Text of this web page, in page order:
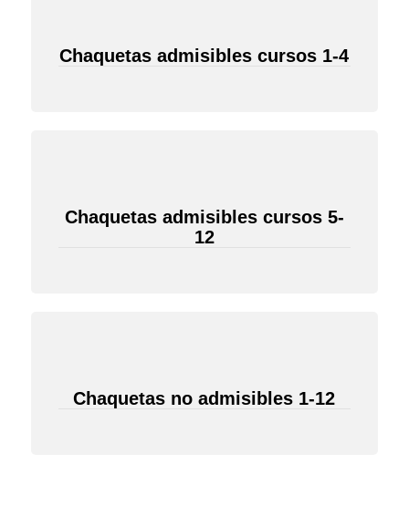
Chaquetas admisibles cursos 1-4
Chaquetas admisibles cursos 5-
12
Chaquetas no admisibles 1-12